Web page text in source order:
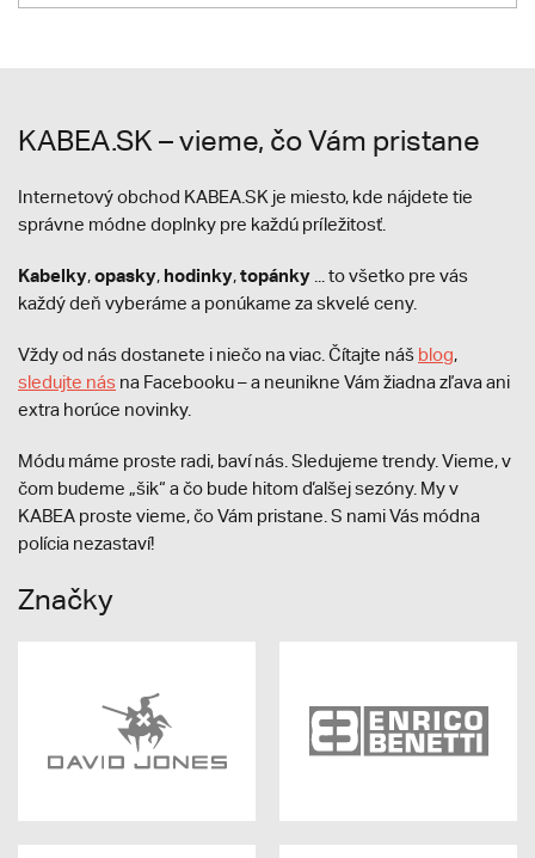
KABEA.SK – vieme, čo Vám pristane
Internetový obchod KABEA.SK je miesto, kde nájdete tie
správne módne doplnky pre každú príležitosť.
Kabelky,opasky, hodinky,topánky ... to všetko pre vás
každý deň vyberáme a ponúkame za skvelé ceny.
Vždy od nás dostanete i niečo na viac. Čítajte náš blog,
sledujte nás na Facebooku – a neunikne Vám žiadna zľava ani
extra horúce novinky.
Módu máme proste radi, baví nás. Sledujeme trendy. Vieme, v
čom budeme „šik“ a čo bude hitom ďalšej sezóny. My v
KABEA proste vieme, čo Vám pristane. S nami Vás módna
polícia nezastaví!
Značky